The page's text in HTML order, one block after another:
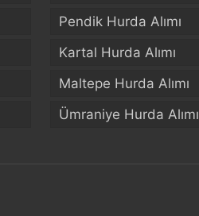
Pendik Hurda Alımı
Kartal Hurda Alımı
Maltepe Hurda Alımı
Ümraniye Hurda Alımı